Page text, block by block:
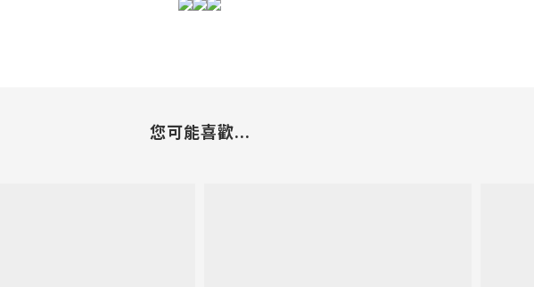
您可能喜歡...